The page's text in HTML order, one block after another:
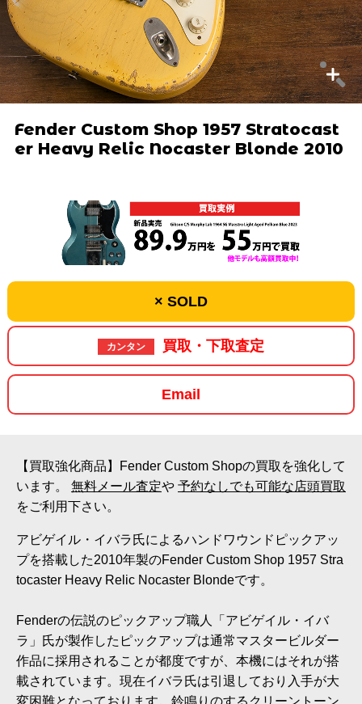
Fender Custom Shop 1957 Stratocast
er Heavy Relic Nocaster Blonde 2010
× SOLD
カンタン 買取・下取査定
Email
【買取強化商品】Fender Custom Shopの買取を強化して
います。 無料メール査定や 予約なしでも可能な店頭買取
をご利用下さい。
アビゲイル・イバラ氏によるハンドワウンドピックアッ
プを搭載した2010年製のFender Custom Shop 1957 Stra
tocaster Heavy Relic Nocaster Blondeです。
Fenderの伝説のピックアップ職人「アビゲイル・イバ
ラ」氏が製作したピックアップは通常マスタービルダー
作品に採用されることが都度ですが、本機にはそれが搭
載されています。現在イバラ氏は引退しており入手が大